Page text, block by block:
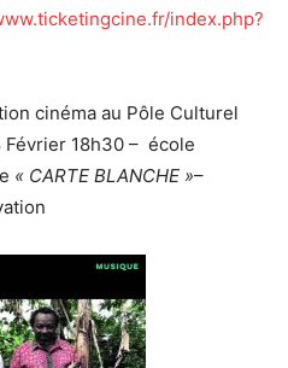
index.php?
cinéma au Pôle Culturel
Février 18h30 – école
« CARTE BLANCHE »–